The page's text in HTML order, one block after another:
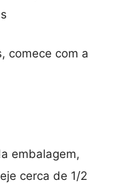
comece com a
embalagem,
cerca de 1/2